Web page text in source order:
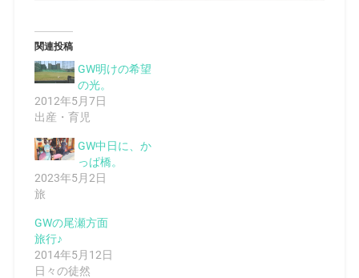
関連投稿
GW明けの希望
の光。
2012年5月7日
出産・育児
GW中日に、か
っぱ橋。
2023年5月2日
旅
GWの尾瀬方面
旅行♪
2014年5月12日
日々の徒然